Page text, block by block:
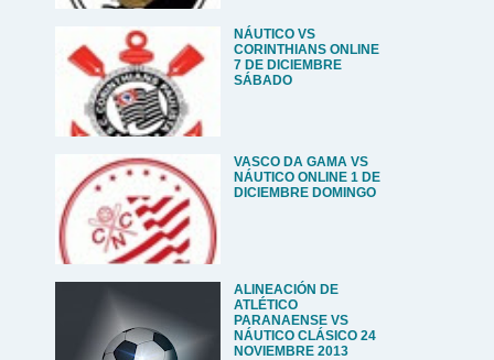
NÁUTICO VS
CORINTHIANS ONLINE
7 DE DICIEMBRE
SÁBADO
VASCO DA GAMA VS
NÁUTICO ONLINE 1 DE
DICIEMBRE DOMINGO
ALINEACIÓN DE
ATLÉTICO
PARANAENSE VS
NÁUTICO CLÁSICO 24
NOVIEMBRE 2013